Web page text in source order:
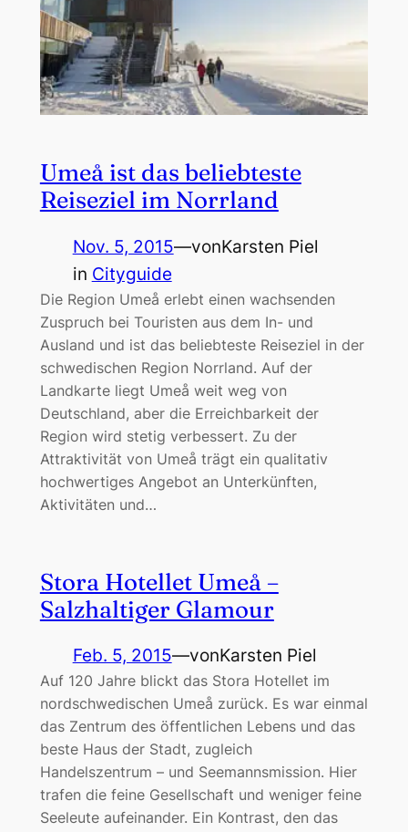
Umeå ist das beliebteste
Reiseziel im Norrland
Nov. 5, 2015—vonKarsten Piel
in Cityguide
Die Region Umeå erlebt einen wachsenden
Zuspruch bei Touristen aus dem In- und
Ausland und ist das beliebteste Reiseziel in der
schwedischen Region Norrland. Auf der
Landkarte liegt Umeå weit weg von
Deutschland, aber die Erreichbarkeit der
Region wird stetig verbessert. Zu der
Attraktivität von Umeå trägt ein qualitativ
hochwertiges Angebot an Unterkünften,
Aktivitäten und…
Stora Hotellet Umeå –
Salzhaltiger Glamour
Feb. 5, 2015—vonKarsten Piel
Auf 120 Jahre blickt das Stora Hotellet im
nordschwedischen Umeå zurück. Es war einmal
das Zentrum des öffentlichen Lebens und das
beste Haus der Stadt, zugleich
Handelszentrum – und Seemannsmission. Hier
trafen die feine Gesellschaft und weniger feine
Seeleute aufeinander. Ein Kontrast, den das